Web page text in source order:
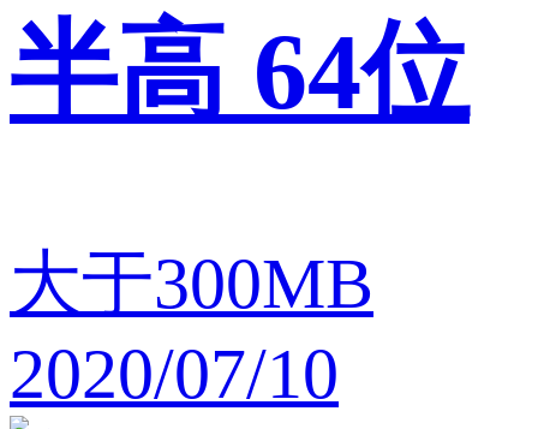
半高 64位
大于300MB
2020/07/10